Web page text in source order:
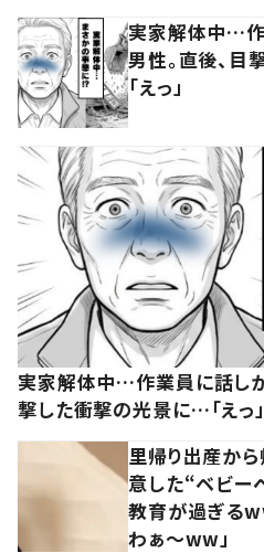
実家解体中…
男性。直後、
「えっ」
実家解体中…作業員に話し
撃した衝撃の光景に…「えっ」
里帰り出産か
意した“ベビー
教育が過ぎる
わぁ～ww」